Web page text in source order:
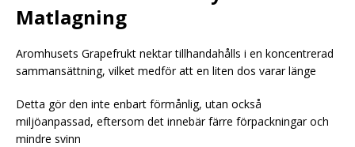
Matlagning
Aromhusets Grapefrukt nektar tillhandahålls i en koncentrerad
sammansättning, vilket medför att en liten dos varar länge
Detta gör den inte enbart förmånlig, utan också
miljöanpassad, eftersom det innebär färre förpackningar och
mindre svinn